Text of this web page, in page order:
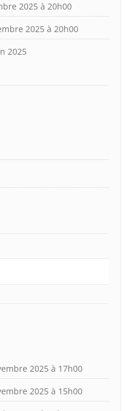
2025 à 20h00
2025 à 20h00
2025
2025 à 17h00
2025 à 15h00